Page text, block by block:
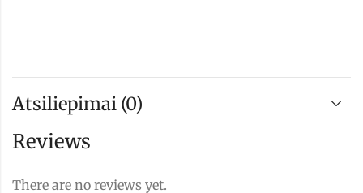
Atsiliepimai (0)
Reviews
There are no reviews yet.